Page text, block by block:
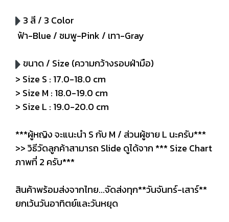
3 สี / 3 Color
ฟ้า-Blue / ชมพู-Pink / เทา-Gray
ขนาด / Size (ความกว้างรอบฝ่ามือ)
> Size S : 17.0-18.0 cm
> Size M : 18.0-19.0 cm
> Size L : 19.0-20.0 cm
***ผู้หญิง จะแนะนำ S กับ M / ส่วนผู้ชาย L นะครับ***
>> วิธีวัดลูกค้าสามารถ Slide ดูได้จาก *** Size Chart
ภาพที่ 2 ครับ***
สินค้าพร้อมส่งจากไทย...จัดส่งทุก**วันจันทร์-เสาร์**
ยกเว้นวันอาทิตย์และวันหยุด